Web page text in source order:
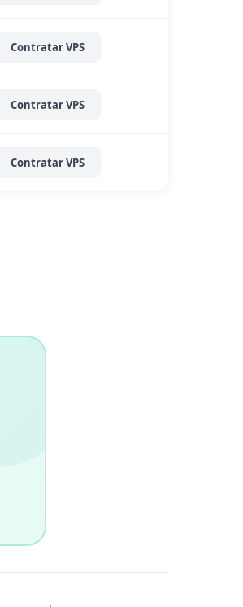
Contratar VPS
Contratar VPS
Contratar VPS